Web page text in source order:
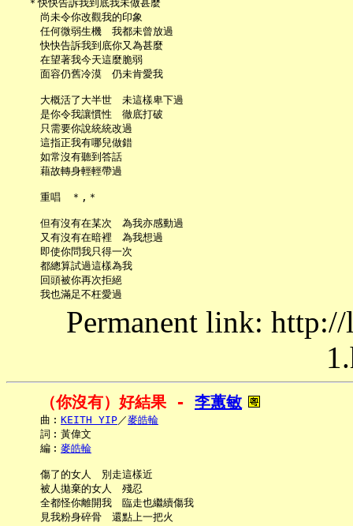
   ＊快快告訴我到底我未做甚麼
     尚未令你改觀我的印象
     任何微弱生機　我都未曾放過
     快快告訴我到底你又為甚麼
     在望著我今天這麼脆弱
     面容仍舊冷漠　仍未肯愛我
     大概活了大半世　未這樣卑下過
     是你令我讓慣性　徹底打破
     只需要你說統統改過
     這指正我有哪兒做錯
     如常沒有聽到答話
     藉故轉身輕輕帶過
     重唱　＊,＊
     但有沒有在某次　為我亦感動過
     又有沒有在暗裡　為我想過
     即使你問我只得一次
     都總算試過這樣為我
     回頭被你再次拒絕
Permanent link:
（你沒有）好結果 - 李蕙敏
     曲︰
KEITH YIP／麥皓輪
     詞︰黃偉文
     編︰
麥皓輪
     傷了的女人　別走這樣近
     被人拋棄的女人　殘忍
     全都怪你離開我　臨走也繼續傷我
     見我粉身碎骨　還點上一把火